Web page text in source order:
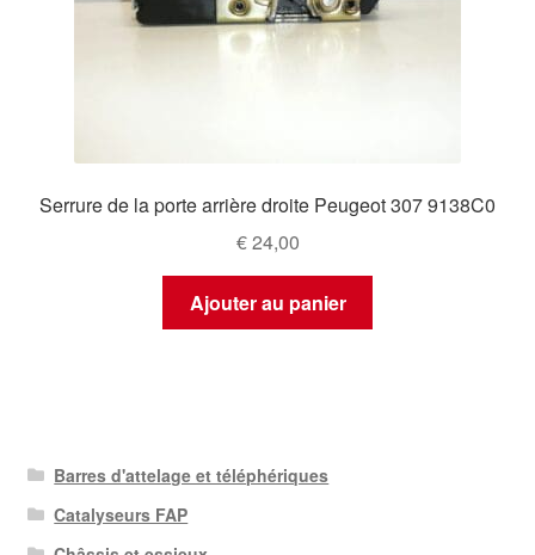
Serrure de la porte arrière droite Peugeot 307 9138C0
€24,00
Ajouter au panier
Barres d'attelage et téléphériques
Catalyseurs FAP